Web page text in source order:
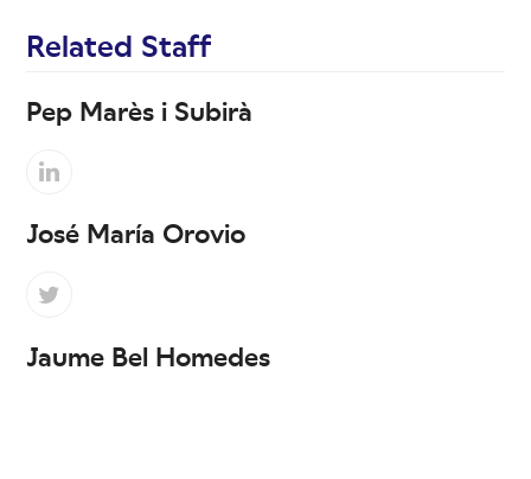
Related Staff
Pep Marès i Subirà
Linkedin
José María Orovio
Twitter
Jaume Bel Homedes